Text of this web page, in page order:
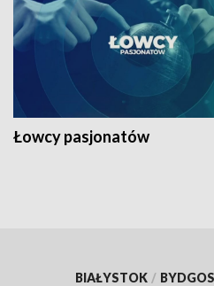
Łowcy pasjonatów
BIAŁYSTOK /